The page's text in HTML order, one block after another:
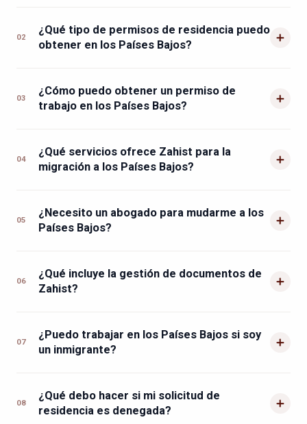
02
¿Qué tipo de permisos de residencia puedo
obtener en los Países Bajos?
03
¿Cómo puedo obtener un permiso de
trabajo en los Países Bajos?
04
¿Qué servicios ofrece Zahist para la
migración a los Países Bajos?
05
¿Necesito un abogado para mudarme a los
Países Bajos?
06
¿Qué incluye la gestión de documentos de
Zahist?
07
¿Puedo trabajar en los Países Bajos si soy
un inmigrante?
08
¿Qué debo hacer si mi solicitud de
residencia es denegada?